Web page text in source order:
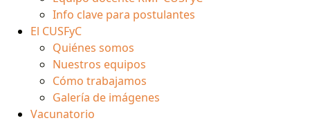
Info clave para postulantes
El CUSFyC
Quiénes somos
Nuestros equipos
Cómo trabajamos
Galería de imágenes
Vacunatorio